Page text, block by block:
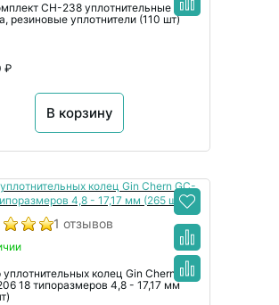
CH-238 уплотнительные
резиновые уплотнители (110 шт)
₽
В корзину
1 отзывов
колец Gin Chern
18 типоразмеров 4,8 - 17,17 мм